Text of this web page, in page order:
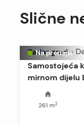
Slične
Na prodaju
Zadar grad -
Samostojeća
mirnom dijelu
261 m2